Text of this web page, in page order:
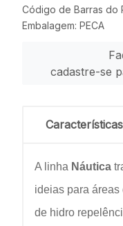
Código de Barras do
Embalagem: PECA
cadastre-se
Características
A linha Náutica
ideias para
de hidro